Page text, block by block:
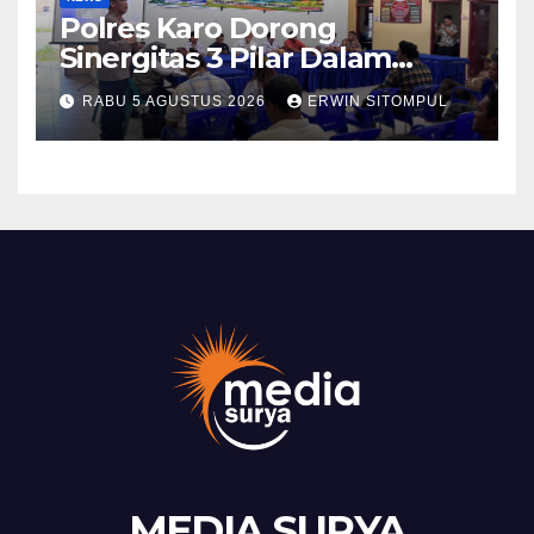
Polres Karo Dorong
Sinergitas 3 Pilar Dalam
Pelatihan Pencengahan dan
Mitigasi Bencana Tahun 2026
RABU 5 AGUSTUS 2026 ERWIN SITOMPUL